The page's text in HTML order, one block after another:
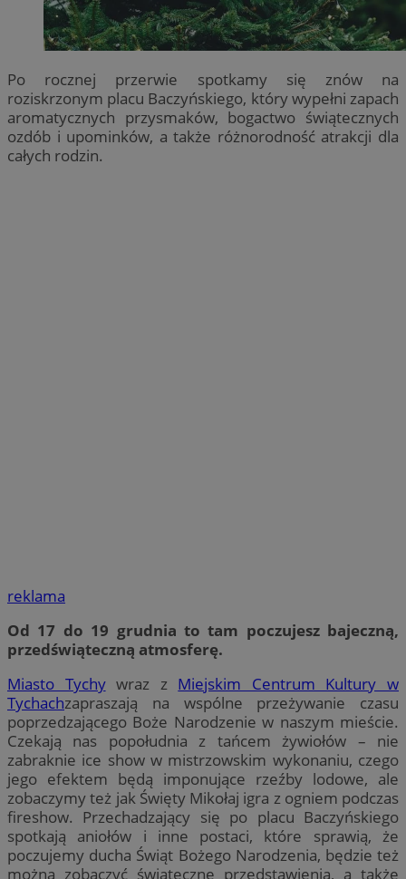
Po rocznej przerwie spotkamy się znów na
roziskrzonym placu Baczyńskiego, który wypełni zapach
aromatycznych przysmaków, bogactwo świątecznych
ozdób i upominków, a także różnorodność atrakcji dla
całych rodzin.
reklama
Od 17 do 19 grudnia to tam poczujesz bajeczną,
przedświąteczną atmosferę.
Miasto Tychywraz z Miejskim Centrum Kultury w
Tychachzapraszają na wspólne przeżywanie czasu
poprzedzającego Boże Narodzenie w naszym mieście.
Czekają nas popołudnia z tańcem żywiołów – nie
zabraknie ice show w mistrzowskim wykonaniu, czego
jego efektem będą imponujące rzeźby lodowe, ale
zobaczymy też jak Święty Mikołaj igra z ogniem podczas
fireshow. Przechadzający się po placu Baczyńskiego
spotkają aniołów i inne postaci, które sprawią, że
poczujemy ducha Świąt Bożego Narodzenia, będzie też
można zobaczyć świąteczne przedstawienia, a także